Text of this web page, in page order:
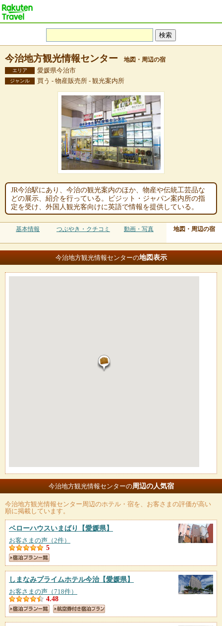
今治地方観光情報センター 地図・周辺の宿
エリア 愛媛県今治市
ジャンル 買う - 物産販売所 - 観光案内所
JR今治駅にあり、今治の観光案内のほか、物産や伝統工芸品な
どの展示、紹介を行っている。ビジット・ジャパン案内所の指
定を受け、外国人観光客向けに英語で情報を提供している。
基本情報 つぶやき・クチコミ 動画・写真 地図・周辺の宿
今治地方観光情報センターの地図表示
今治地方観光情報センターの周辺の人気宿
今治地方観光情報センター周辺のホテル・宿を、お客さまの評価が高い
順に掲載しています。
ベローハウスいまばり 【愛媛県】
お客さまの声（2件）
5
しまなみプライムホテル今治【愛媛県】
お客さまの声（718件）
4.48